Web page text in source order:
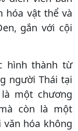
hóa vật thể và
gắn với cội
hình thành từ
người Thái tại
một chương
còn là một
hóa không